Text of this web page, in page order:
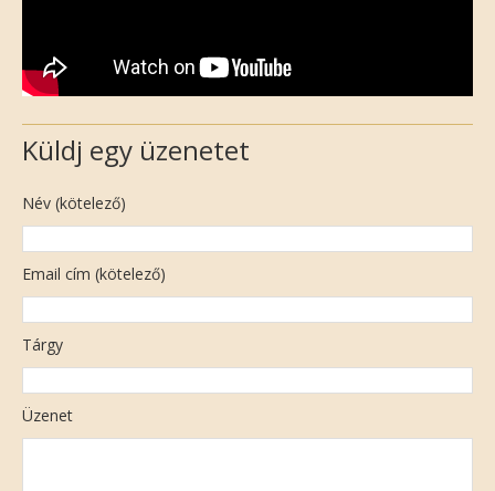
Küldj egy üzenetet
Név (kötelező)
Email cím (kötelező)
Tárgy
Üzenet